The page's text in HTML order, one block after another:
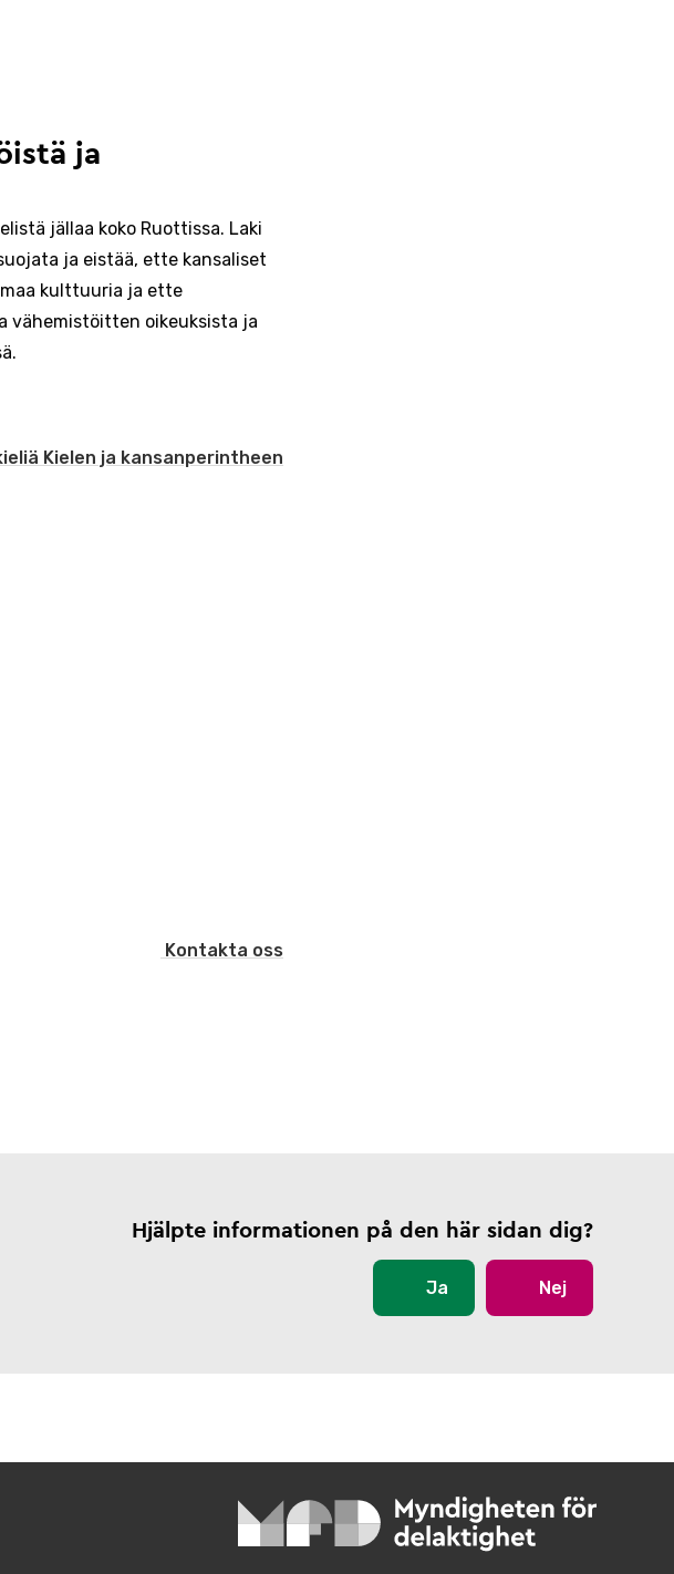
ja
jällaa koko Ruottissa. Laki
ja eistää, ette kansaliset
kulttuuria ja ette
vähemistöitten oikeuksista ja
Kielen ja kansanperintheen
Kontakta oss
Hjälpte informationen på den här sidan dig?
Ja Nej